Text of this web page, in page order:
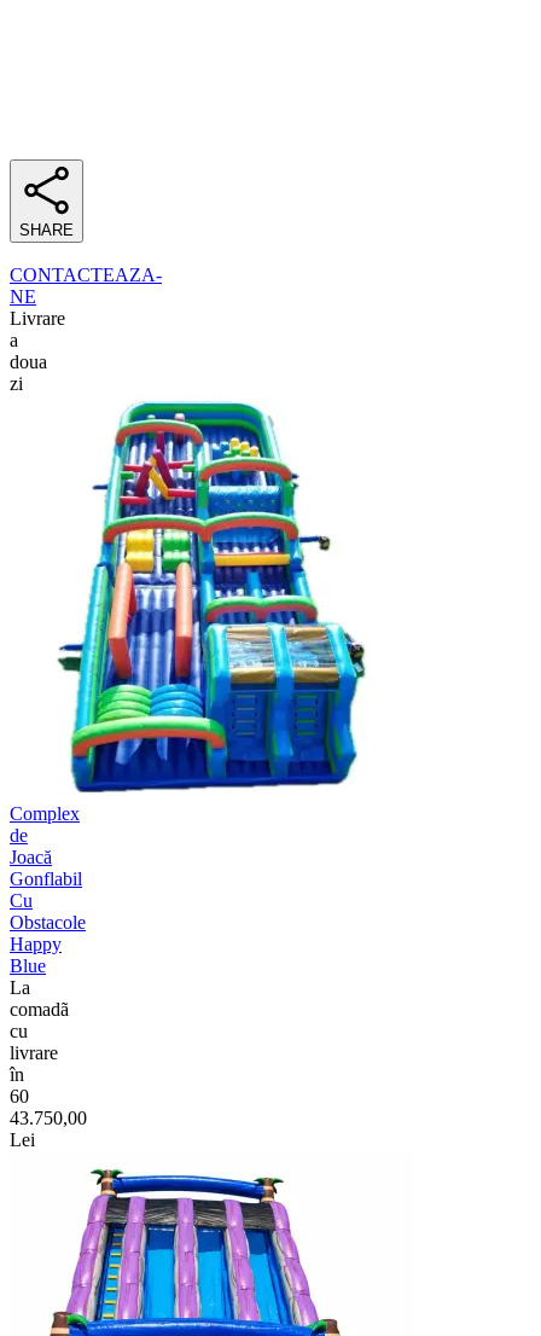
SHARE
CONTACTEAZA-
NE
Livrare
a
doua
zi
Complex
de
Joacă
Gonflabil
Cu
Obstacole
Happy
Blue
La
comadã
cu
livrare
în
60
43.750,00
Lei